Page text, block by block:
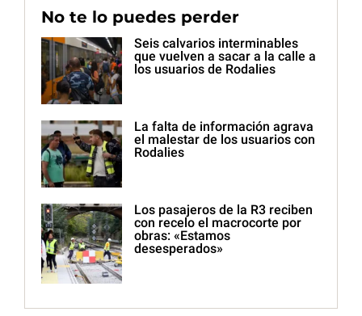
No te lo puedes perder
Seis calvarios interminables
que vuelven a sacar a la calle a
los usuarios de Rodalies
La falta de información agrava
el malestar de los usuarios con
Rodalies
Los pasajeros de la R3 reciben
con recelo el macrocorte por
obras: «Estamos
desesperados»